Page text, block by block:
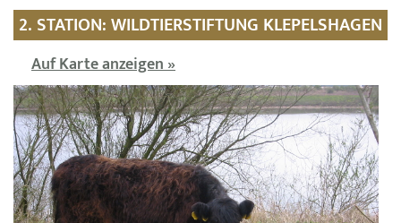
2. STATION: WILDTIERSTIFTUNG KLEPELSHAGEN
Auf Karte anzeigen »